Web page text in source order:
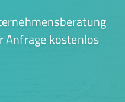
Anfrage kostenlos